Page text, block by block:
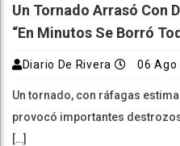
Un Tornado Arrasó Con
“En Minutos Se Borró
Diario De Rivera 06 Ago
Un tornado, con ráfagas
provocó importantes
[…]